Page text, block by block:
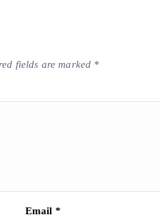
fields are marked *
Email *